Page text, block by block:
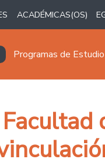
ACADÉMICAS(OS)
principal
Programas de Estudio